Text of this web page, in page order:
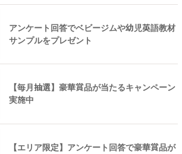
アンケート回答でベビージムや幼児英語教材
サンプルをプレゼント
【毎月抽選】豪華賞品が当たるキャンペーン
実施中
【エリア限定】アンケート回答で豪華賞品が